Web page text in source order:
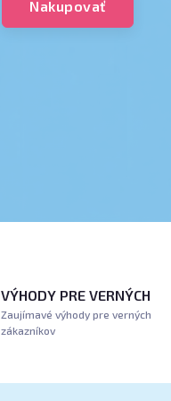
Nakupovať
VÝHODY PRE VERNÝCH
Zaujímavé výhody pre verných
zákazníkov